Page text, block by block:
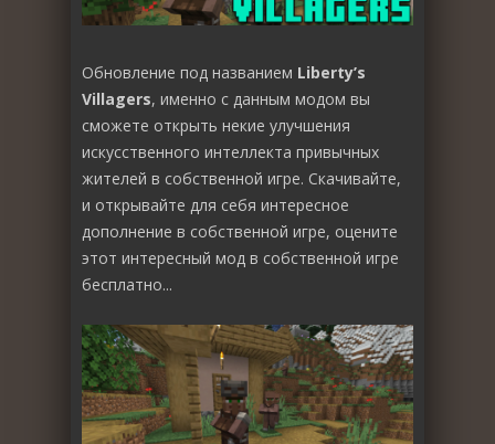
Обновление под названием Liberty’s
Villagers, именно с данным модом вы
сможете открыть некие улучшения
искусственного интеллекта привычных
жителей в собственной игре. Скачивайте,
и открывайте для себя интересное
дополнение в собственной игре, оцените
этот интересный мод в собственной игре
бесплатно...